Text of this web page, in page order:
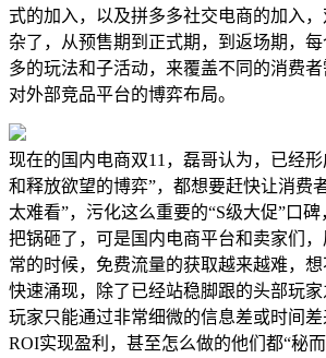
式的加入，以及拼多多社交电商的加入
杂了，从预售期到正式期，到返场期，
多的玩法和子活动，来覆盖不同的消费
对外部竞品平台的博弈布局。
现在的国内电商双11，磊哥认为，已经
和释放欲望的博弈”，都想要赶快让消费
太难看”，污化这么重要的“S级大促”口
把锅砸了，可是国内电商平台和卖家们
常的时候，免费流量的获取越来越难，
快速涌现，除了已经站稳脚跟的头部玩
玩家只能通过非常细微的信息差或时间差
ROI实现盈利，甚至怎么做的他们都“秘